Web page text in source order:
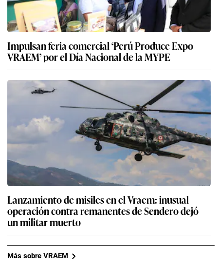
Impulsan feria comercial ‘Perú Produce Expo
VRAEM’ por el Día Nacional de la MYPE
Lanzamiento de misiles en el Vraem: inusual
operación contra remanentes de Sendero dejó
un militar muerto
Más sobre VRAEM